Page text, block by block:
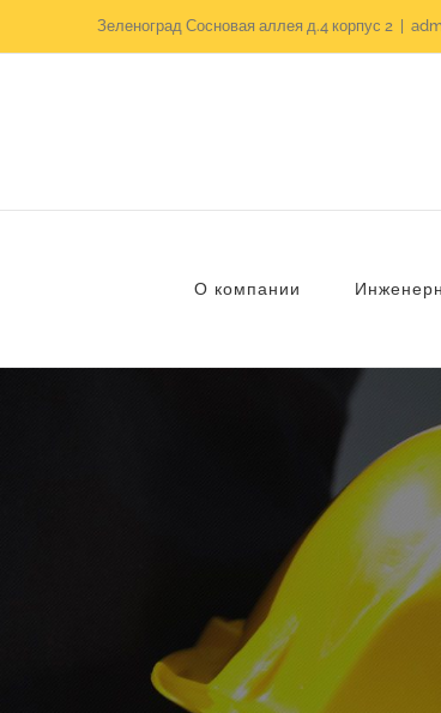
to
Зеленоград Сосновая аллея д.4 корпус 2
О компании